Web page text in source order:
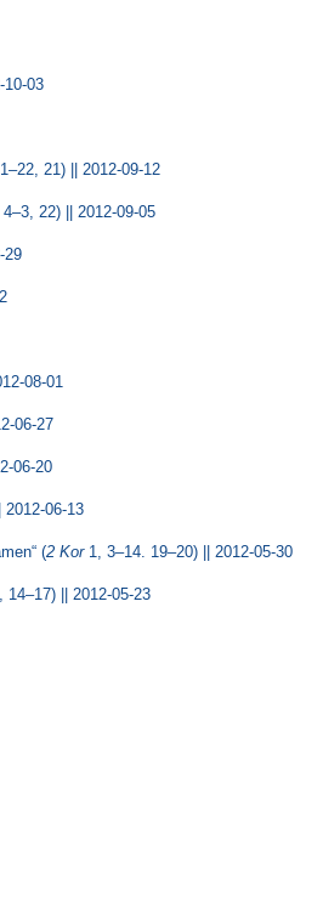
03
21) || 2012-09-12
22) || 2012-09-05
29
08-01
06-27
06-20
06-13
(2 Kor1, 3–14. 19–20) || 2012-05-30
14–17) || 2012-05-23